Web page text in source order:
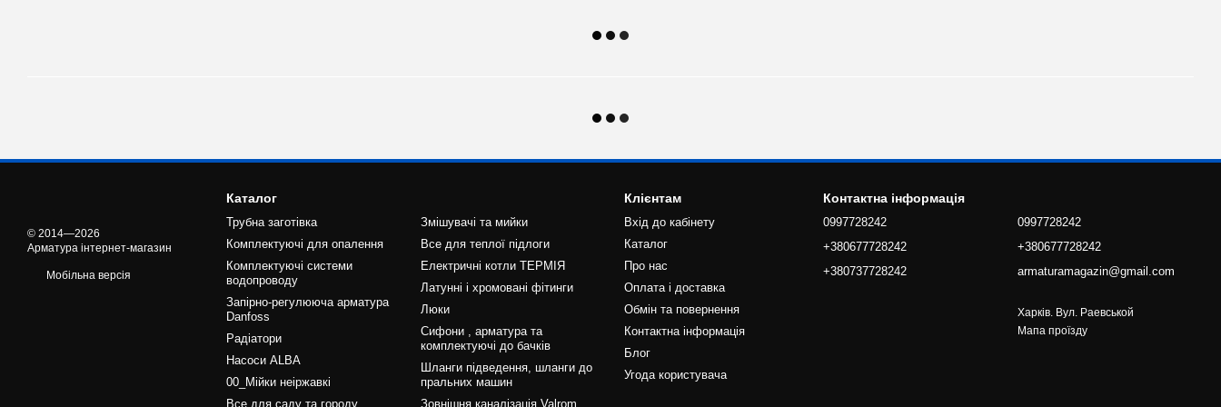
© 2014—2026
Арматура інтернет-магазин
Мобільна версія
Каталог
Трубна заготівка
Комплектуючі для опалення
Комплектуючі системи
водопроводу
Запірно-регулююча арматура
Danfoss
Радіатори
Насоси ALBA
00_Мійки неіржавкі
Все для саду та городу
Змішувачі та мийки
Все для теплої підлоги
Електричні котли ТЕРМІЯ
Латунні і хромовані фітинги
Люки
Сифони , арматура та
комплектуючі до бачків
Шланги підведення, шланги до
пральних машин
Зовнішня каналізація Valrom
Клієнтам
Вхід до кабінету
Каталог
Про нас
Оплата і доставка
Обмін та повернення
Контактна інформація
Блог
Угода користувача
Контактна інформація
0997728242
+380677728242
+380737728242
0997728242
+380677728242
armaturamagazin@gmail.com
Харків. Вул. Раевськой
Мапа проїзду